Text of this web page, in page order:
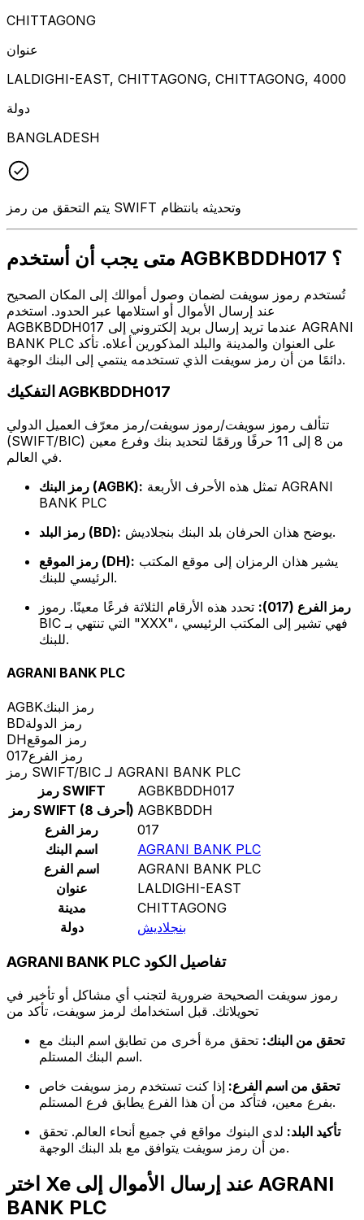
CHITTAGONG
عنوان
LALDIGHI-EAST, CHITTAGONG, CHITTAGONG, 4000
دولة
BANGLADESH
يتم التحقق من رمز SWIFT وتحديثه بانتظام
متى يجب أن أستخدم AGBKBDDH017 ؟
تُستخدم رموز سويفت لضمان وصول أموالك إلى المكان الصحيح
عند إرسال الأموال أو استلامها عبر الحدود. استخدم
AGBKBDDH017 عندما تريد إرسال بريد إلكتروني إلى AGRANI
BANK PLC على العنوان والمدينة والبلد المذكورين أعلاه. تأكد
دائمًا من أن رمز سويفت الذي تستخدمه ينتمي إلى البنك الوجهة.
التفكيك AGBKBDDH017
تتألف رموز سويفت/رموز سويفت/رمز معرّف العميل الدولي
(SWIFT/BIC) من 8 إلى 11 حرفًا ورقمًا لتحديد بنك وفرع معين
في العالم.
رمز البنك (AGBK):
BANK PLC
رمز البلد (BD):
يوضح هذان الحرفان بلد البنك بنجلاديش.
رمز الموقع (DH):
الرئيسي للبنك.
رمز الفرع (017):
تحدد هذه الأرقام الثلاثة فرعًا معينًا. رموز
BIC التي تنتهي بـ "XXX"، فهي تشير إلى المكتب الرئيسي
للبنك.
AGRANI BANK PLC
AGBKرمز البنك
BDرمز الدولة
DHرمز الموقع
017رمز الفرع
رمز SWIFT/BIC لـ AGRANI BANK PLC
رمز SWIFT
AGBKBDDH017
رمز SWIFT (8 أحرف) AGBKBDDH
رمز الفرع
017
اسم البنك
AGRANI BANK PLC
اسم الفرع
AGRANI BANK PLC
عنوان
LALDIGHI-EAST
مدينة
CHITTAGONG
دولة
بنجلاديش
AGRANI BANK PLC تفاصيل الكود
رموز سويفت الصحيحة ضرورية لتجنب أي مشاكل أو تأخير في
تحويلاتك. قبل استخدامك لرمز سويفت، تأكد من
تحقق من البنك: تحقق مرة أخرى من تطابق اسم البنك مع
اسم البنك المستلم.
تحقق من اسم الفرع: إذا كنت تستخدم رمز سويفت خاص
بفرع معين، فتأكد من أن هذا الفرع يطابق فرع المستلم.
تأكيد البلد: لدى البنوك مواقع في جميع أنحاء العالم. تحقق
من أن رمز سويفت يتوافق مع بلد البنك الوجهة.
اختر Xe عند إرسال الأموال إلى AGRANI
BANK PLC